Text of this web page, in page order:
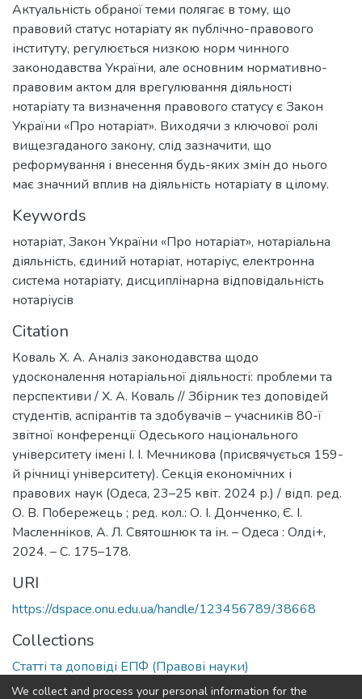
Актуальність обраної теми полягає в тому, що
правовий статус нотаріату як публічно-правового
інституту, регулюється низкою норм чинного
законодавства України, але основним нормативно-
правовим актом для врегулювання діяльності
нотаріату та визначення правового статусу є Закон
України «Про нотаріат». Виходячи з ключової ролі
вищезгаданого закону, слід зазначити, що
реформування і внесення будь-яких змін до нього
має значний вплив на діяльність нотаріату в цілому.
Keywords
нотаріат, Закон України «Про нотаріат», нотаріальна
діяльність, єдиний нотаріат, нотаріус, електронна
система нотаріату, дисциплінарна відповідальність
нотаріусів
Citation
Коваль Х. А. Аналіз законодавства щодо
удосконалення нотаріальної діяльності: проблеми та
перспективи / Х. А. Коваль // Збірник тез доповідей
студентів, аспірантів та здобувачів – учасників 80-ї
звітної конференції Одеського національного
університету імені І. І. Мечникова (присвячується 159-
й річниці університету). Секція економічних і
правових наук (Одеса, 23–25 квіт. 2024 р.) / відп. ред.
О. В. Побережець ; ред. кол.: О. І. Донченко, Є. І.
Масленніков, А. Л. Святошнюк та ін. – Одеса : Олді+,
2024. – С. 175–178.
URI
https://dspace.onu.edu.ua/handle/123456789/38668
Collections
Статті та доповіді ЕПФ (Правові науки)
We collect and process your personal information for the